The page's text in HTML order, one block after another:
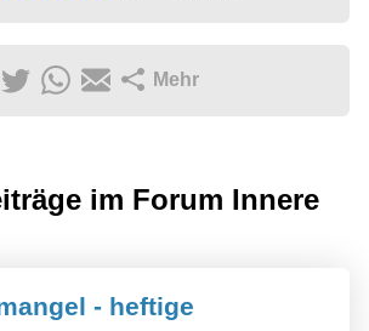
Mehr
im Forum Innere
- heftige